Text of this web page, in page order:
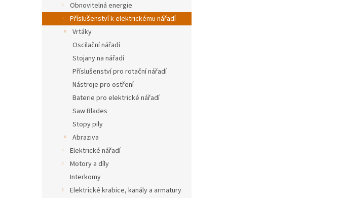
Obnovitelná energie
Příslušenství k elektrickému nářadí
Vrtáky
Oscilační nářadí
Stojany na nářadí
Příslušenství pro rotační nářadí
Nástroje pro ostření
Baterie pro elektrické nářadí
Saw Blades
Stopy pily
Abraziva
Elektrické nářadí
Motory a díly
Interkomy
Elektrické krabice, kanály a armatury